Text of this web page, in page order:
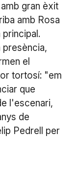
gran èxit
amb Rosa
presència,
el
tortosí: "em
que
l'escenari,
de
Pedrell per